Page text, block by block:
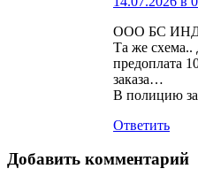
ООО БС
Та же схема..
предоплата
заказа…
В полицию
Ответить
Добавить комментарий